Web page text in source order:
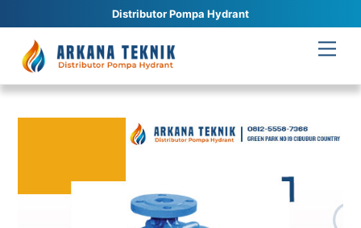
Distributor Pompa Hydrant
content